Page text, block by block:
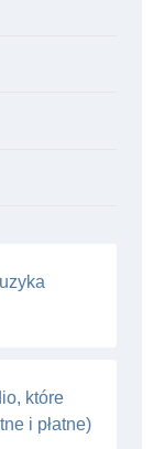
które
i płatne)